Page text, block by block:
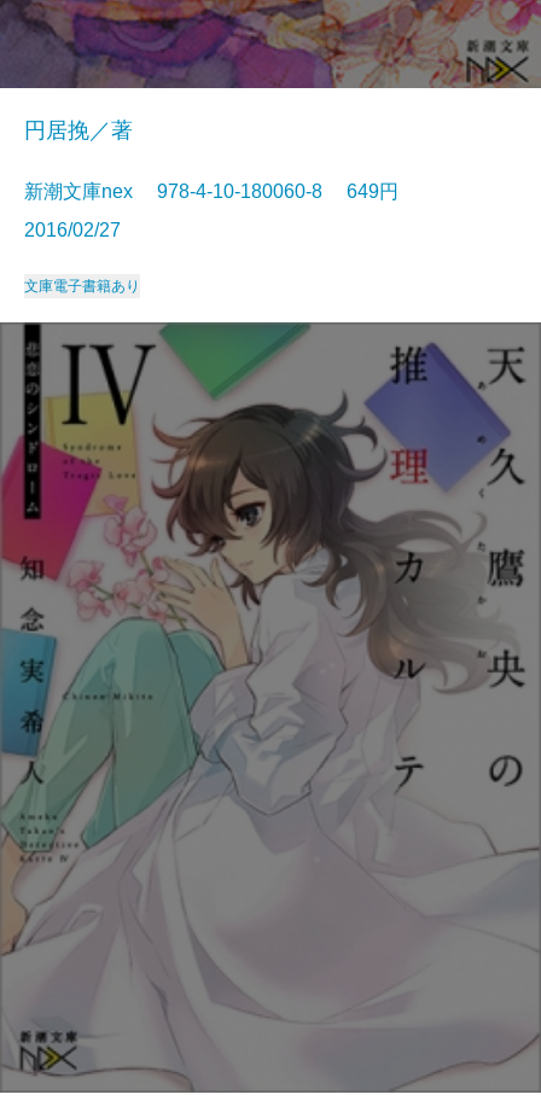
円居挽／著
新潮文庫nex 978-4-10-180060-8 649円
2016/02/27
文庫電子書籍あり